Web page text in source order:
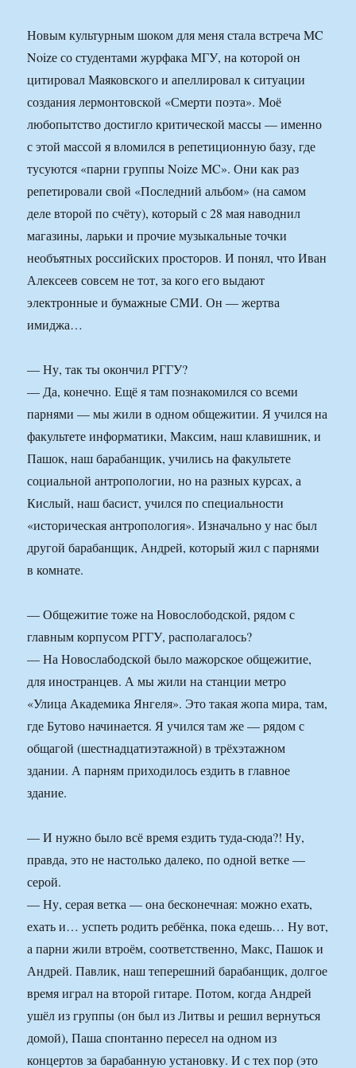
Новым культурным шоком для меня стала встреча MC
Noizе со студентами журфака МГУ, на которой он
цитировал Маяковского и апеллировал к ситуации
создания лермонтовской «Смерти поэта». Моё
любопытство достигло критической массы — именно
с этой массой я вломился в репетиционную базу, где
тусуются «парни группы Noize MC». Они как раз
репетировали свой «Последний альбом» (на самом
деле второй по счёту), который с 28 мая наводнил
магазины, ларьки и прочие музыкальные точки
необъятных российских просторов. И понял, что Иван
Алексеев совсем не тот, за кого его выдают
электронные и бумажные СМИ. Он — жертва
имиджа…
— Ну, так ты окончил РГГУ?
— Да, конечно. Ещё я там познакомился со всеми
парнями — мы жили в одном общежитии. Я учился на
факультете информатики, Максим, наш клавишник, и
Пашок, наш барабанщик, учились на факультете
социальной антропологии, но на разных курсах, а
Кислый, наш басист, учился по специальности
«историческая антропология». Изначально у нас был
другой барабанщик, Андрей, который жил с парнями
в комнате.
— Общежитие тоже на Новослободской, рядом с
главным корпусом РГГУ, располагалось?
— На Новослабодской было мажорское общежитие,
для иностранцев. А мы жили на станции метро
«Улица Академика Янгеля». Это такая жопа мира, там,
где Бутово начинается. Я учился там же — рядом с
общагой (шестнадцатиэтажной) в трёхэтажном
здании. А парням приходилось ездить в главное
здание.
— И нужно было всё время ездить туда-сюда?! Ну,
правда, это не настолько далеко, по одной ветке —
серой.
— Ну, серая ветка — она бесконечная: можно ехать,
ехать и… успеть родить ребёнка, пока едешь… Ну вот,
а парни жили втроём, соответственно, Макс, Пашок и
Андрей. Павлик, наш теперешний барабанщик, долгое
время играл на второй гитаре. Потом, когда Андрей
ушёл из группы (он был из Литвы и решил вернуться
домой), Паша спонтанно пересел на одном из
концертов за барабанную установку. И с тех пор (это